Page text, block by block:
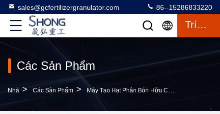
sales@gcfertilizergranulator.com 86--15286833220
Trích Dẫn
Các Sản Phẩm
Nhà > Các Sản Phẩm > Máy Tạo Hạt Phân Bón Hữu Cơ